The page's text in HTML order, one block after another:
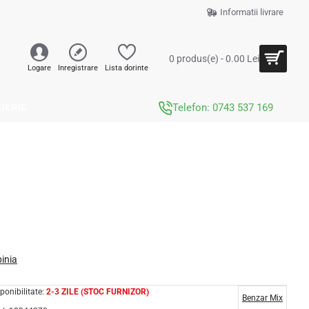
Informatii livrare
Logare Inregistrare Lista dorinte
0 produs(e) - 0.00 Lei
Telefon: 0743 537 169
2-3 ZILE (STOC FURNIZOR)
Benzar Mix